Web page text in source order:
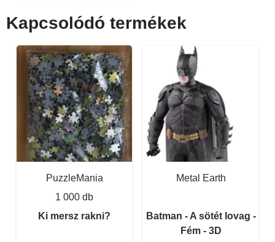
Kapcsolódó termékek
PuzzleMania
1 000 db
Ki mersz rakni?
Metal Earth
Batman - A sötét lovag -
Fém - 3D